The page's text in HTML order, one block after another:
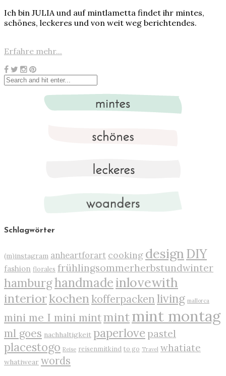
Ich bin JULIA und auf mintlametta findet ihr mintes,
schönes, leckeres und von weit weg berichtendes.
Erfahre mehr...
Schlagwörter
(m)instagram anheartforart cooking designDIY
fashion florales frühlingsommerherbstundwinter
hamburghandmadeinlovewith
interiorkochenkofferpackenliving mallorca
mini me I mini mintmintmint montag
ml goes nachhaltigkeit paperlove pastel
placestogo Reise reisenmitkind to go Travel whatiate
whatiwear words